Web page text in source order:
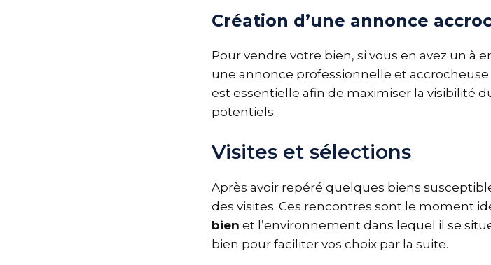
Création d’une annonce
Pour vendre votre bien, si vous en avez un à
une annonce professionnelle et
est essentielle afin de maximiser la visibilité
potentiels.
Visites et sélections
Après avoir repéré quelques biens
des visites. Ces rencontres sont le moment
bien et l’environnement dans lequel il se
bien pour faciliter vos choix par la suite.